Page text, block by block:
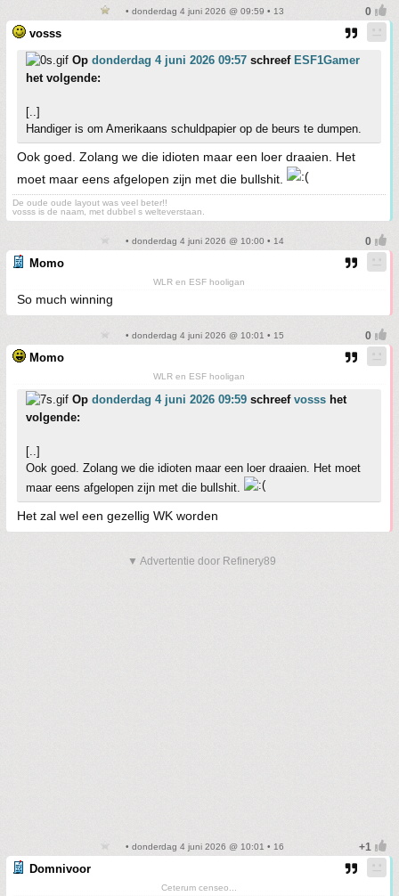
• donderdag 4 juni 2026 @ 09:59 • 13
vosss
Op donderdag 4 juni 2026 09:57 schreef ESF1Gamer
het volgende:
[..]
Handiger is om Amerikaans schuldpapier op de beurs te dumpen.
Ook goed. Zolang we die idioten maar een loer draaien. Het
moet maar eens afgelopen zijn met die bullshit.
De oude oude layout was veel beter!!
vosss is de naam, met dubbel s welteverstaan.
• donderdag 4 juni 2026 @ 10:00 • 14
Momo
WLR en ESF hooligan
So much winning
• donderdag 4 juni 2026 @ 10:01 • 15
Momo
WLR en ESF hooligan
Op donderdag 4 juni 2026 09:59 schreef vosss het
volgende:
[..]
Ook goed. Zolang we die idioten maar een loer draaien. Het moet
maar eens afgelopen zijn met die bullshit.
Het zal wel een gezellig WK worden
▼ Advertentie door Refinery89
• donderdag 4 juni 2026 @ 10:01 • 16
Domnivoor
Ceterum censeo...